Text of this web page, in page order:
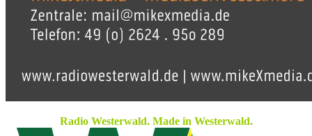
Radio Westerwald. Made in Westerwald.